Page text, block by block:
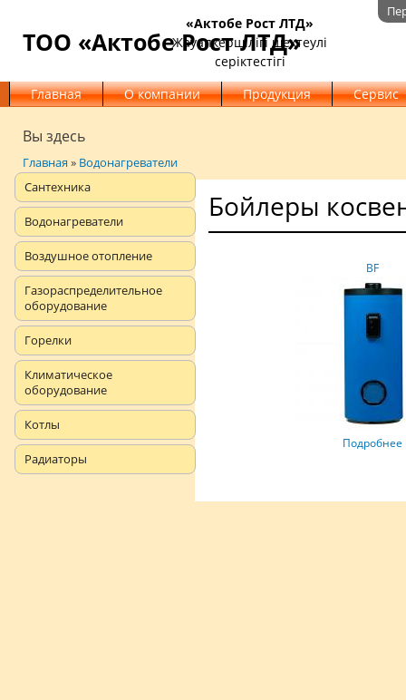
ТОО «Актобе Рост ЛТД»
«Актобе Рост ЛТД»
Жауапкершілігі шектеулі
серіктестігі
Главная
О компании Продукция Сервис
Вы здесь
Главная» Водонагреватели
Сантехника
Водонагреватели
Воздушное отопление
Газораспределительное
оборудование
Горелки
Климатическое
оборудование
Котлы
Радиаторы
Бойлеры
BF
Подробнее